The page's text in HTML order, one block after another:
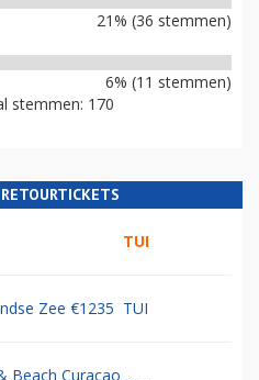
21% (36 stemmen)
6% (11 stemmen)
stemmen: 170
TUI
Zee €1235 TUI
Beach Curacao